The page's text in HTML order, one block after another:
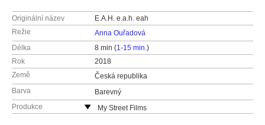
Originální název
E.A.H. e.a.h. eah
Režie
Anna Ouřadová
Délka
8 min (1-15 min.)
Rok
2018
Země
Česká republika
Barva
Barevný
Produkce
My Street Films